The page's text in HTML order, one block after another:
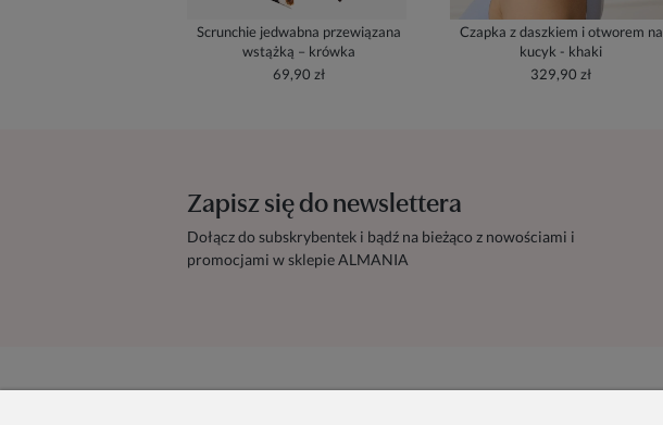
Scrunchie jedwabna przewiązana
wstążką – krówka
69,90 zł
Czapka z daszkiem i otworem na
kucyk - khaki
329,90 zł
Zapisz się do newslettera
Dołącz do subskrybentek i bądź na bieżąco z nowościami i
promocjami w sklepie ALMANIA